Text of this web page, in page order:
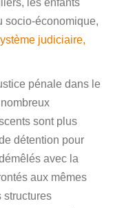
les enfants
socio-économique,
judiciaire,
pénale dans le
sont plus
détention pour
avec la
aux mêmes
structures